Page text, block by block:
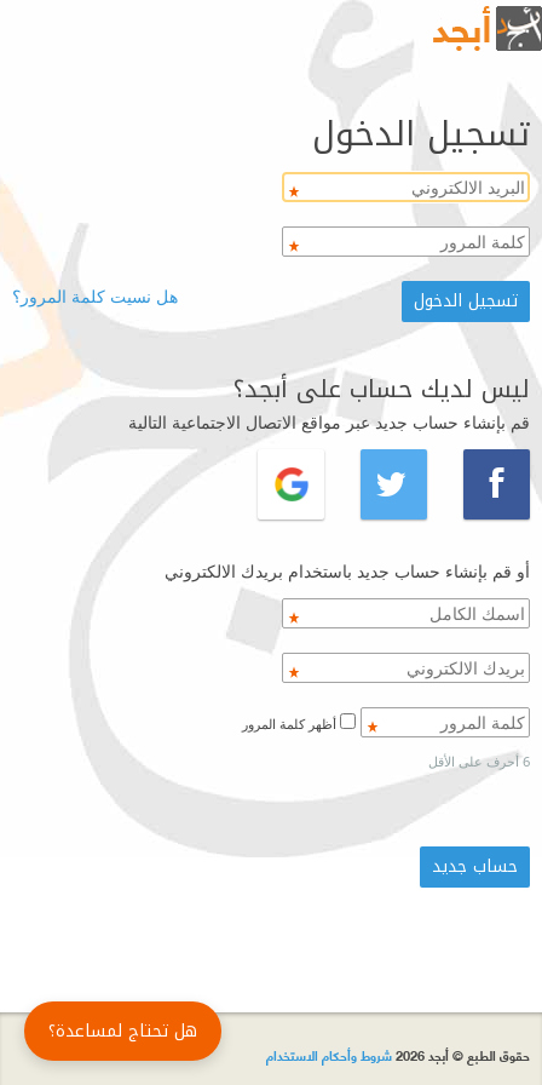
تسجيل الدخول
هل نسيت كلمة المرور؟
ليس لديك حساب على أبجد؟
قم بإنشاء حساب جديد عبر مواقع الاتصال الاجتماعية التالية
أو قم بإنشاء حساب جديد باستخدام بريدك الالكتروني
6 أحرف على الأقل
حقوق الطبع © أبجد 2026 شروط وأحكام الاستخدام
هل تحتاج لمساعدة؟